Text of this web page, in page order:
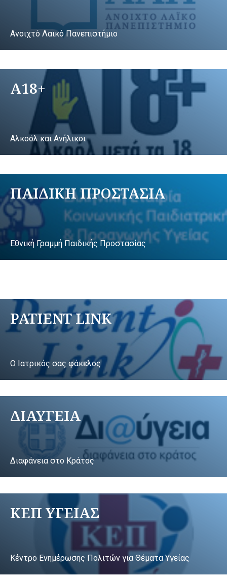
Ανοιχτό Λαικό Πανεπιστήμιο
A18+
Αλκοόλ και Ανήλικοι
ΠΑΙΔΙΚΗ ΠΡΟΣΤΑΣΙΑ
Εθνική Γραμμή Παιδικής Προστασίας
PATIENT LINK
Ο Ιατρικός σας φάκελος
ΔΙΑΥΓΕΙΑ
Διαφάνεια στο Κράτος
ΚΕΠ ΥΓΕΙΑΣ
Κέντρο Ενημέρωσης Πολιτών για Θέματα Υγείας